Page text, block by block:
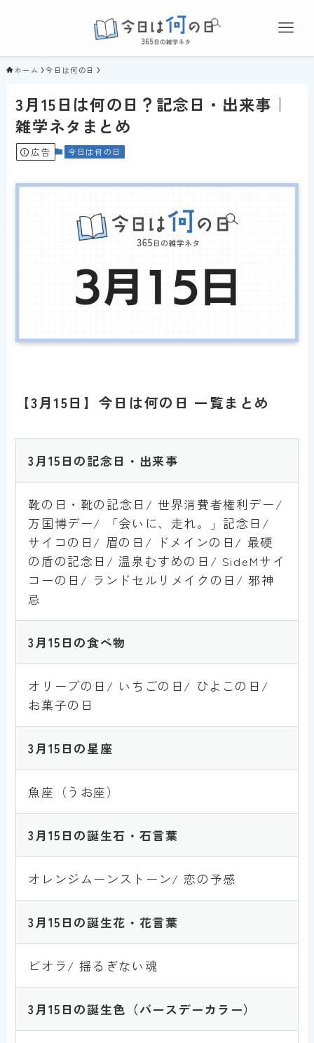
ホーム 今日は何の日
3月15日は何の日？記念日・出来事｜
雑学ネタまとめ
広告 今日は何の日
【3月15日】今日は何の日 一覧まとめ
3月15日の記念日・出来事
靴の日・靴の記念日/ 世界消費者権利デー/
万国博デー/ 「会いに、走れ。」記念日/
サイコの日/ 眉の日/ ドメインの日/ 最硬
の盾の記念日/ 温泉むすめの日/ SideMサイ
コーの日/ ランドセルリメイクの日/ 邪神
忌
3月15 日の食べ物
オリーブの日/ いちごの日/ ひよこの日/
お菓子の日
3月15 日の星座
魚座（うお座）
3月15 日の誕生石・石言葉
オレンジムーンストーン/ 恋の予感
3月15 日の誕生花・花言葉
ビオラ/ 揺るぎない魂
3月15 日の誕生色 （バースデーカラー）